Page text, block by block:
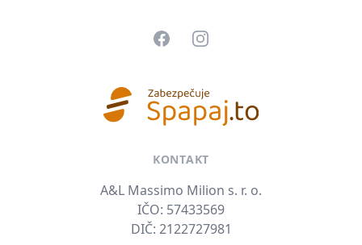
FacebookInstagram
KONTAKT
A&L Massimo Milion s. r. o.
IČO: 57433569
DIČ: 2122727981